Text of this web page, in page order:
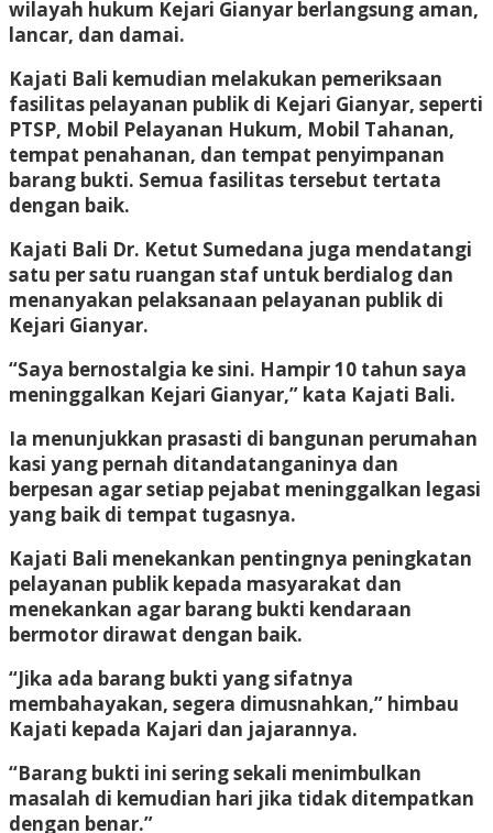
wilayah hukum Kejari Gianyar berlangsung aman,
lancar, dan damai.
Kajati Bali kemudian melakukan pemeriksaan
fasilitas pelayanan publik di Kejari Gianyar, seperti
PTSP, Mobil Pelayanan Hukum, Mobil Tahanan,
tempat penahanan, dan tempat penyimpanan
barang bukti. Semua fasilitas tersebut tertata
dengan baik.
Kajati Bali Dr. Ketut Sumedana juga mendatangi
satu per satu ruangan staf untuk berdialog dan
menanyakan pelaksanaan pelayanan publik di
Kejari Gianyar.
“Saya bernostalgia ke sini. Hampir 10 tahun saya
meninggalkan Kejari Gianyar,” kata Kajati Bali.
Ia menunjukkan prasasti di bangunan perumahan
kasi yang pernah ditandatanganinya dan
berpesan agar setiap pejabat meninggalkan legasi
yang baik di tempat tugasnya.
Kajati Bali menekankan pentingnya peningkatan
pelayanan publik kepada masyarakat dan
menekankan agar barang bukti kendaraan
bermotor dirawat dengan baik.
“Jika ada barang bukti yang sifatnya
membahayakan, segera dimusnahkan,” himbau
Kajati kepada Kajari dan jajarannya.
“Barang bukti ini sering sekali menimbulkan
masalah di kemudian hari jika tidak ditempatkan
dengan benar.”